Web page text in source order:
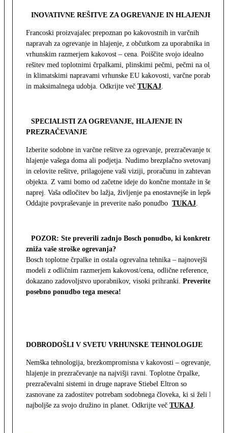
INOVATIVNE REŠITVE ZA OGREVANJE IN HLAJENJE
Francoski proizvajalec prepoznan po kakovostnih in varčnih
napravah za ogrevanje in hlajenje, z občutkom za uporabnika in z
vrhunskim razmerjem kakovost – cena. Poiščite svojo idealno
rešitev med toplotnimi črpalkami, plinskimi pečmi, pečmi na olje
in klimatskimi napravami vrhunske EU kakovosti, varčne porabe
in maksimalnega udobja. Odkrijte več TUKAJ
SPECIALISTI ZA OGREVANJE, HLAJENJE IN
PREZRAČEVANJE
Izberite sodobne in varčne rešitve za ogrevanje, prezračevanje ter
hlajenje vašega doma ali podjetja. Nudimo brezplačno svetovanje
in celovite rešitve, prilagojene vaši viziji, proračunu in zahtevam
objekta. Z vami bomo od začetne ideje do končne montaže in še
naprej. Vaša odločitev bo lažja, življenje pa enostavnejše in lepše.
Oddajte povpraševanje in preverite našo ponudbo TUKAJ
POZOR: Ste preverili zadnjo Bosch ponudbo, ki konkretno
zniža vaše stroške ogrevanja?
Bosch toplotne črpalke in ostala ogrevalna tehnika – najnovejši
modeli z odličnim razmerjem kakovost/cena, odlične reference,
dokazano zadovoljstvo uporabnikov, visoki prihranki. Preverite
posebno ponudbo tega meseca!
DOBRODOŠLI V SVETU VRHUNSKE TEHNOLOGIJE
Nemška tehnologija, brezkompromisna v kakovosti – ogrevanje,
hlajenje in prezračevanje na najvišji ravni. Toplotne črpalke,
prezračevalni sistemi in druge naprave Stiebel Eltron so
zasnovane za zadostitev potrebam sodobnega človeka, ki si želi le
najboljše za svojo družino in planet. Odkrijte več TUKAJ